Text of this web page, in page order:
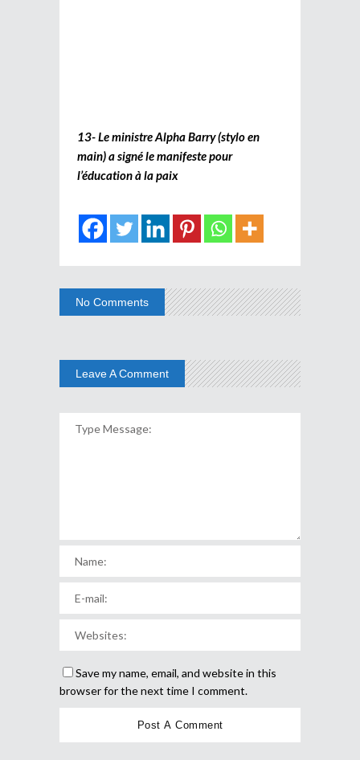
13- Le ministre Alpha Barry (stylo en
main) a signé le manifeste pour
l’éducation à la paix
No Comments
Leave A Comment
Save my name, email, and website in this
browser for the next time I comment.